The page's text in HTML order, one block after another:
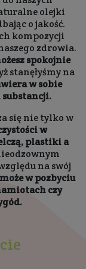
olejki
o jakość.
kompozycji
zdrowia.
spokojnie
stanęłyśmy na
w sobie
się nie tylko w
w
plastiki a
na swój
w pozbyciu
czy